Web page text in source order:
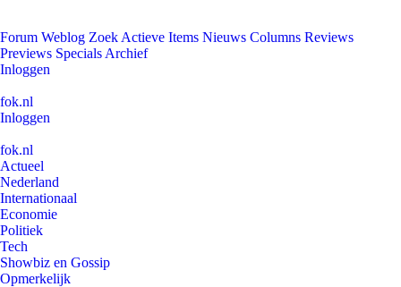
Forum Weblog Zoek Actieve Items Nieuws Columns Reviews
Previews Specials Archief
Inloggen
fok.nl
Inloggen
fok.nl
Actueel
Nederland
Internationaal
Economie
Politiek
Tech
Showbiz en Gossip
Opmerkelijk